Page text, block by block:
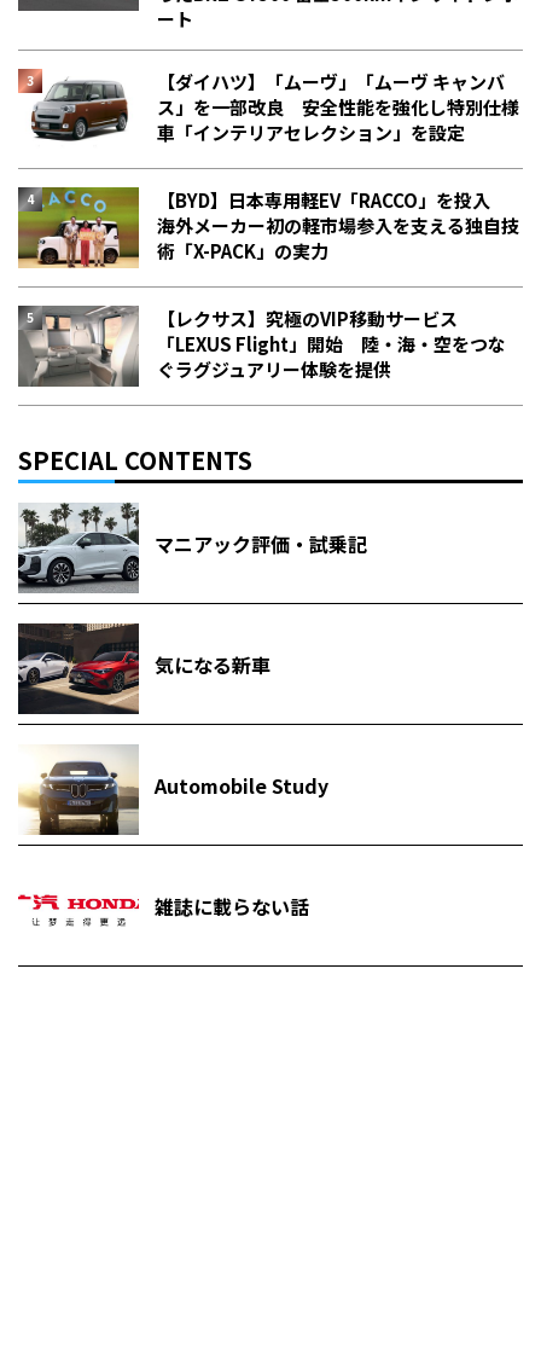
ート
【ダイハツ】「ムーヴ」「ムーヴ キャンバ
ス」を一部改良 安全性能を強化し特別仕様
車「インテリアセレクション」を設定
【BYD】日本専用軽EV「RACCO」を投入
海外メーカー初の軽市場参入を支える独自技
術「X-PACK」の実力
【レクサス】究極のVIP移動サービス
「LEXUS Flight」開始 陸・海・空をつな
ぐラグジュアリー体験を提供
SPECIAL CONTENTS
マニアック評価・試乗記
気になる新車
Automobile Study
雑誌に載らない話